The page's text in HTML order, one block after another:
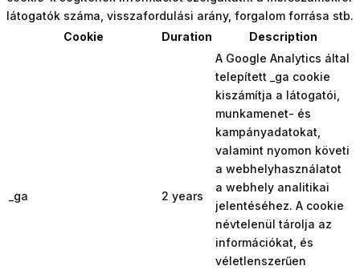
látogatók száma, visszafordulási arány, forgalom forrása stb.
Cookie
Duration Description
_ga 2 years
A Google Analytics által
telepített _ga cookie
kiszámítja a látogatói,
munkamenet- és
kampányadatokat,
valamint nyomon követi
a webhelyhasználatot
a webhely analitikai
jelentéséhez. A cookie
névtelenül tárolja az
információkat, és
véletlenszerűen